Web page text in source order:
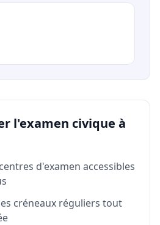
l'examen civique à
d'examen accessibles
créneaux réguliers tout